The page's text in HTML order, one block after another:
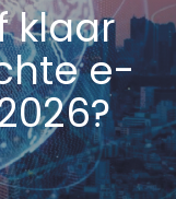
klaar
e-